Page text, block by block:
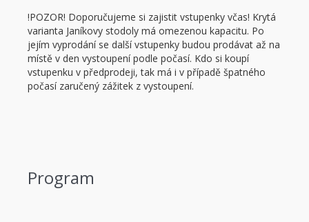
!POZOR! Doporučujeme si zajistit vstupenky včas! Krytá
varianta Janíkovy stodoly má omezenou kapacitu. Po
jejím vyprodání se další vstupenky budou prodávat až na
místě v den vystoupení podle počasí. Kdo si koupí
vstupenku v předprodeji, tak má i v případě špatného
počasí zaručený zážitek z vystoupení.
Program